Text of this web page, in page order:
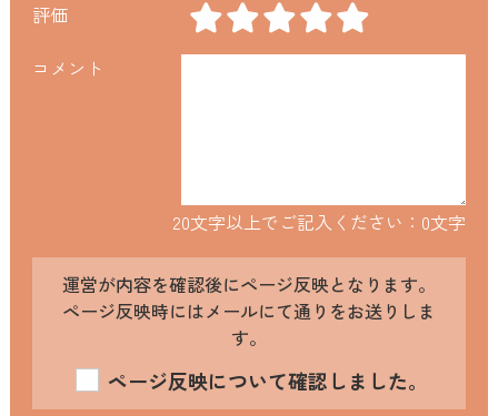
評価
コメント
20文字以上でご記入ください： 0文字
運営が内容を確認後にページ反映となります。
ページ反映時にはメールにて通りをお送りしま
す。
ページ反映について確認しました。